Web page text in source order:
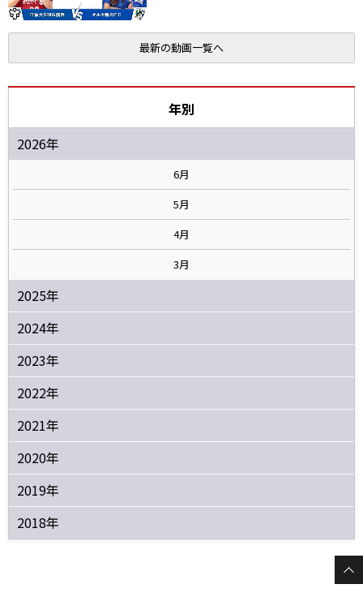
最新の動画一覧へ
年別
2026年
6月
5月
4月
3月
2025年
2024年
2023年
2022年
2021年
2020年
2019年
2018年